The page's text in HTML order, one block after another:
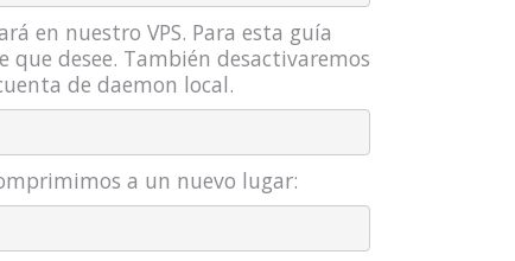
en nuestro VPS. Para esta guía
desee. También desactivaremos
de daemon local.
a un nuevo lugar: